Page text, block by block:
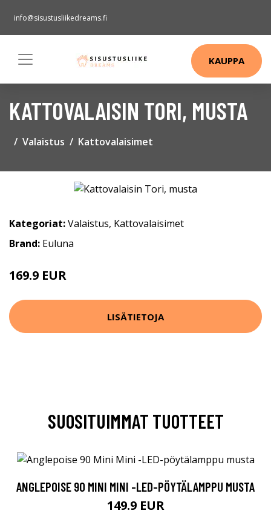
info@sisustusliikedreams.fi
KAUPPA
KATTOVALAISIN TORI, MUSTA
Valaistus Kattovalaisimet
Kategoriat:Valaistus, Kattovalaisimet
Brand: Euluna
169.9 EUR
LISÄTIETOJA
SUOSITUIMMAT TUOTTEET
ANGLEPOISE 90 MINI MINI -LED-PÖYTÄLAMPPU MUSTA
149.9 EUR